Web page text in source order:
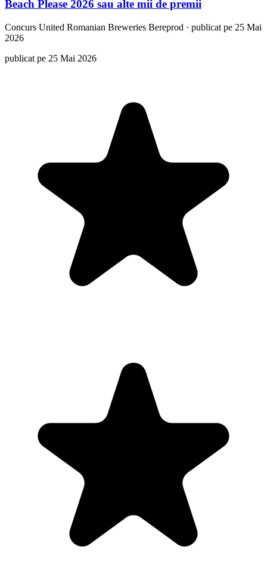
Beach Please 2026 sau alte mii de premii
Concurs United Romanian Breweries Bereprod · publicat pe 25 Mai
2026
publicat pe 25 Mai 2026